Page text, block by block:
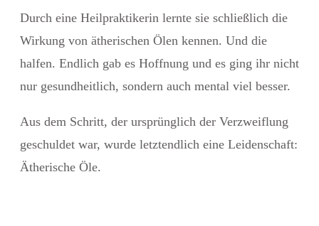
Durch eine Heilpraktikerin lernte sie schließlich die
Wirkung von ätherischen Ölen kennen. Und die
halfen. Endlich gab es Hoffnung und es ging ihr nicht
nur gesundheitlich, sondern auch mental viel besser.
Aus dem Schritt, der ursprünglich der Verzweiflung
geschuldet war, wurde letztendlich eine Leidenschaft:
Ätherische Öle.